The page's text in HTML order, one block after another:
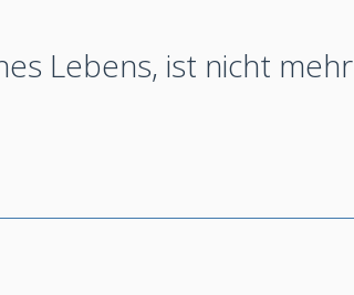
Lebens, ist nicht mehr